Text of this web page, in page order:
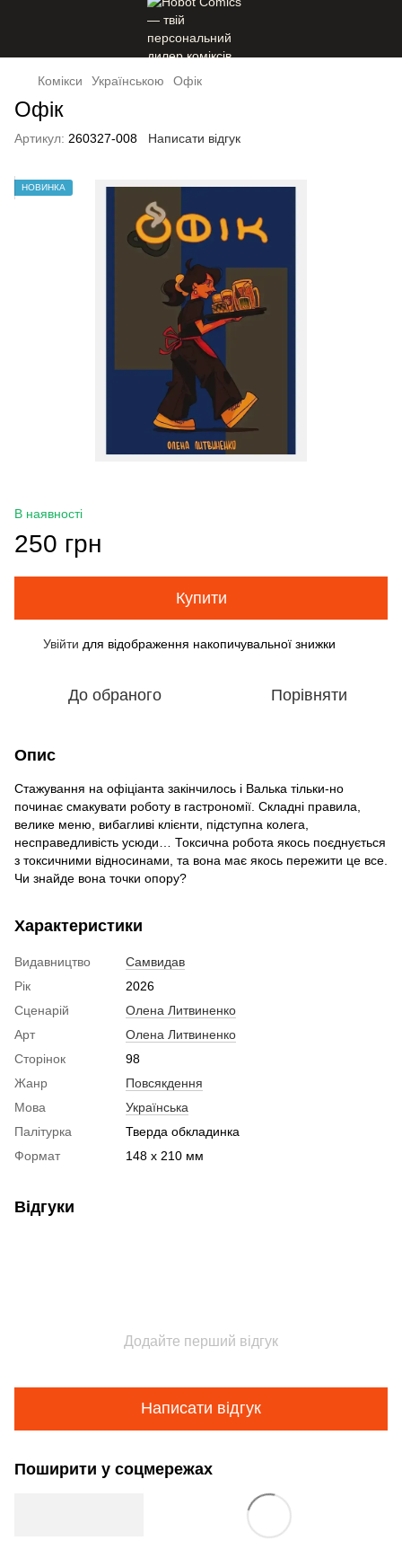
Комікси Українською Офік
Офік
Артикул: 260327-008 Написати відгук
НОВИНКА
В наявності
250 грн
Купити
Увійти для відображення накопичувальної знижки
До обраного Порівняти
Опис
Стажування на офіціанта закінчилось і Валька тільки-но
починає смакувати роботу в гастрономії. Складні правила,
велике меню, вибагливі клієнти, підступна колега,
несправедливість усюди… Токсична робота якось поєднується
з токсичними відносинами, та вона має якось пережити це все.
Чи знайде вона точки опору?
Характеристики
Видавництво
Самвидав
Рік
2026
Сценарій
Олена Литвиненко
Арт
Олена Литвиненко
Сторінок
98
Жанр
Повсякдення
Мова
Українська
Палітурка
Тверда обкладинка
Формат
148 x 210 мм
Відгуки
Додайте перший відгук
Написати відгук
Поширити у соцмережах